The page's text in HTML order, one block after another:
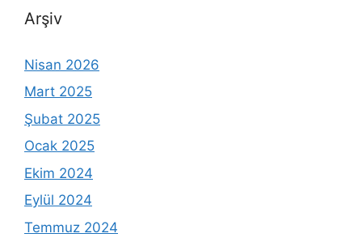
Arşiv
Nisan 2026
Mart 2025
Şubat 2025
Ocak 2025
Ekim 2024
Eylül 2024
Temmuz 2024